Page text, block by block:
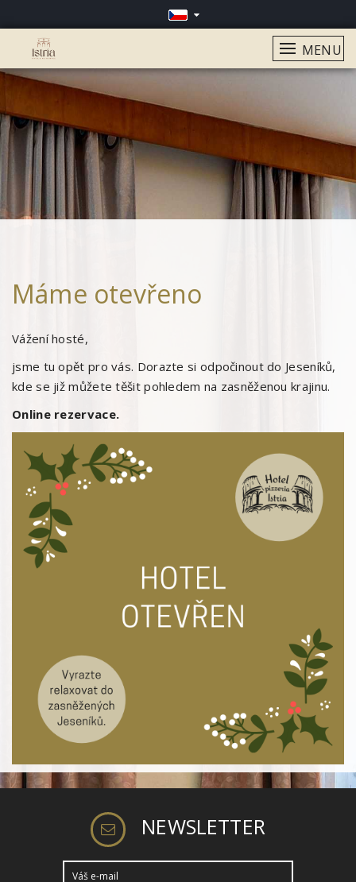
MENU
Máme otevřeno
Vážení hosté,
jsme tu opět pro vás. Dorazte si odpočinout do Jeseníků,
kde se již můžete těšit pohledem na zasněženou krajinu.
Online rezervace.
NEWSLETTER